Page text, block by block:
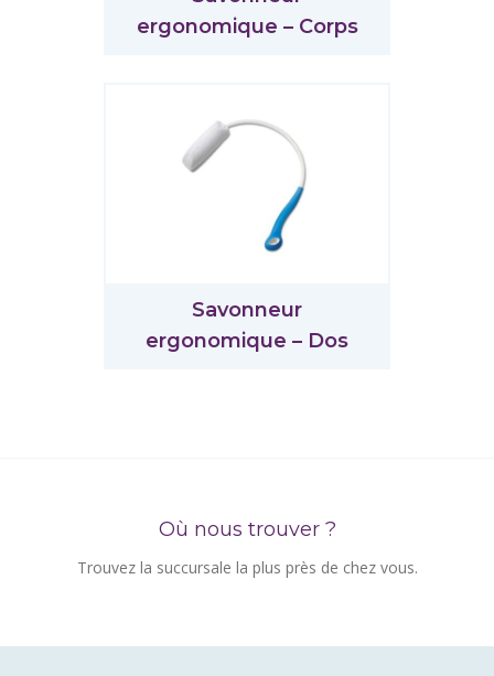
ergonomique – Corps
Savonneur
ergonomique – Dos
Où nous trouver ?
Trouvez la succursale la plus près de chez vous.